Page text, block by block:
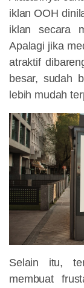
iklan OOH
iklan secara
Apalagi jika
atraktif
besar, sudah
lebih mudah
Selain itu,
membuat